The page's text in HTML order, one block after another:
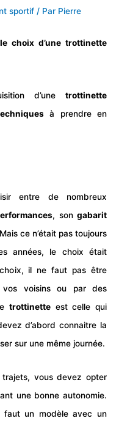
sportif / Par Pierre
choix d’une trottinette
d’une trottinette
à prendre en
entre de nombreux
, songabarit
ce n’était pas toujours
années, le choix était
il ne faut pas être
voisins ou par des
trottinetteest celle qui
d’abord connaitre la
sur une même journée.
trajets, vous devez opter
une bonne autonomie.
un modèle avec un